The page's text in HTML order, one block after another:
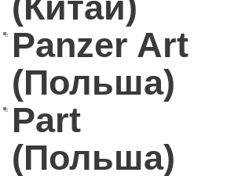
Panzer Art
(Польша)
Part
(Польша)